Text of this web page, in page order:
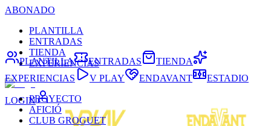
ABONADO
PLANTILLA
ENTRADAS
TIENDA
EXPERIENCIAS
LOGIN
PLANTILLA ENTRADAS
TIENDA
EXPERIENCIAS
V PLAY ENDAVANT
ESTADIO
PROYECTO
AFICIÓ
CLUB GROGUET